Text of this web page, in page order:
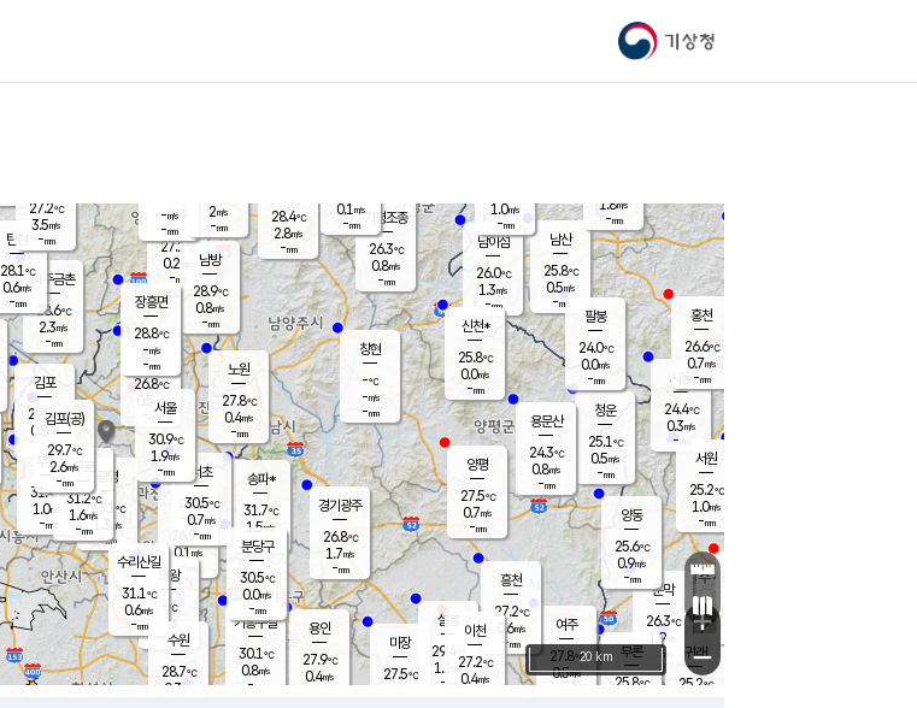
기상청
문막
26.3℃
1.9m/s
mm
남이섬
26.0℃
1.3m/s
-mm
양주
27.2℃
0.2
-mm
부론
25.8℃
과천
26.9℃
0.1m/s
- mm
남산
25.8℃
0.5m/s
-mm
청운
25.1℃
0.5m/s
-mm
팔봉
24.0℃
0.0m/s
-mm
용인
27.9℃
0.4m/s
여주
27.8℃
0.5m/s
양동
25.6℃
0.9m/s
-mm
경기광주
26.8℃
1.7m/s
-mm
1.0m/s
-mm
파주금촌
28.6℃
2.3m/s
-mm
가평조종
26.3℃
0.8m/s
-mm
28.4℃
2.8m/s
-mm
신천*
25.8℃
0.0m/s
-mm
창현
-℃
-m/s
-mm
탄현
28.1℃
0.6m/s
-mm
0.1 m/s
-mm
흥천
27.2℃
0.6m/s
-mm
마장
27.5℃
의왕
- ℃
m/s
mm
김포
29.5℃
0.8 m/s
mm
설봉
29.4℃
1.2 m/s
- mm
광명
33.1
℃
1.3 m/s
-mm
부천
31.4℃
1.0m/s
-mm
구로
31.2℃
1.6m/s
-mm
은평
26.8℃
0.5 m/s
- mm
노원
27.8℃
0.4m/s
-mm
송파*
31.7℃
1.5m/s
-mm
서초
30.5℃
0.7m/s
-mm
남방
28.9℃
0.8m/s
-mm
기흥구갈
30.1℃
0.8m/s
-
수리산길
31.1℃
0.6m/s
-mm
분당구
30.5℃
0.0m/s
-mm
장흥면
28.8℃
-m/s
-mm
-m/s
-mm
시동
24.4℃
0.3m/s
- mm
귀래
25.2℃
서원
25.2℃
1.0m/s
-mm
용문산
24.3℃
0.8m/s
-mm
김포(공)
29.7℃
2.6m/s
-mm
홍천
26.6℃
0.7m/s
-mm
이천
27.2℃
0.4m/s
양평
27.5℃
0.7m/s
-mm
수원
28.7℃
0.3 m/s
서울
30.9℃
1.9m/s
-mm
1.8m/s
-mm
27.2℃
3.5m/s
-mm
2m/s
-mm
+
−
20 km